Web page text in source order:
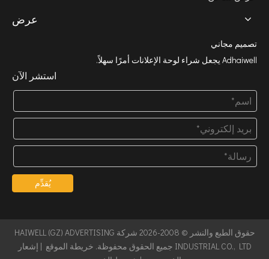
عرض
تصميم مجاني
Adhaiwell يجعل شراء لوحة الإعلانات أمرًا سهلاً.
استشر الآن
يُقدِّم
حقوق الطبع والنشر © 2008-2026 شركة HAIWELL (GZ) ADVERTISING
INDUSTRIAL CO., LTD جميع الحقوق محفوظة.
خريطة الموقع | إشعار